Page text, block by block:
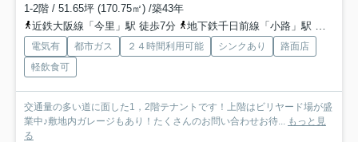
1-2階 / 51.65坪 (170.75㎡) /築43年
近鉄大阪線「今里」駅 徒歩7分
地下鉄千日前線「小路」駅 徒歩11分
電気有 都市ガス ２４時間利用可能 シンクあり
路面店
軽飲食可
交通量の多い道に面した1，2階テナントです！上階はビリヤード場が盛
業中♪敷地内ガレージもあり！たくさんのお問い合わせお待...
もっと見
る